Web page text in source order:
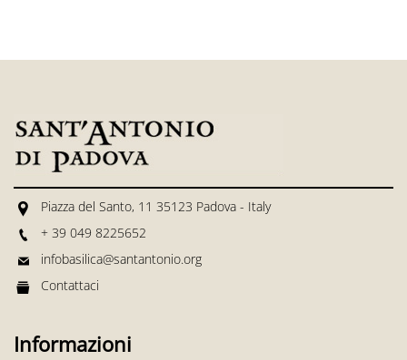
Piazza del Santo, 11 35123 Padova - Italy
+ 39 049 8225652
infobasilica@santantonio.org
Contattaci
Informazioni